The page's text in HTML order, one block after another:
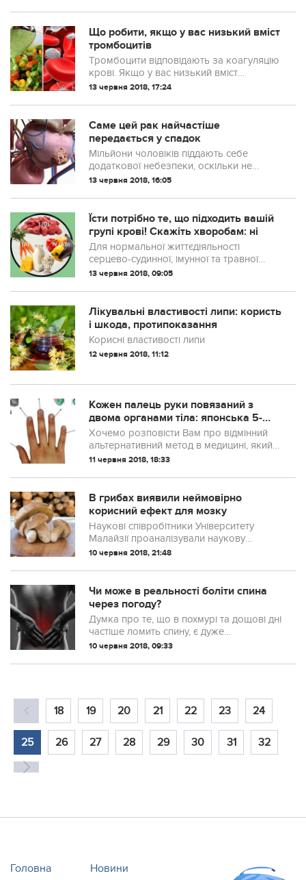
Що робити, якщо у вас низький вміст
тромбоцитів
Тромбоцити відповідають за коагуляцію
крові. Якщо у вас низький вміст
тромбоцитів, це може бути пов'язано з
розповімо вам, що вам потрібно робити
в цій ситуації.
13 червня 2018, 17:24
Саме цей рак найчастіше
передається у спадок
Мільйони чоловіків піддають себе
додаткової небезпеки, оскільки не
знають про те, що рак простати – це
відносяться до числа найбільш
спадкових, і в 50% випадках винна
генетика.
13 червня 2018, 16:05
Їсти потрібно те, що підходить вашій
групі крові! Скажіть хворобам: ні
Для нормальної життєдіяльності
серцево-судинної, імунної та травної
системи людині слід вживати продукти,
CureJoy. Людина повинна харчуватися
тим, що в давні часи вживали її предки,
бо так з раціону виклю...
13 червня 2018, 09:05
Лікувальні властивості липи: користь
і шкода, протипоказання
Корисні властивості липи
12 червня 2018, 11:12
Кожен палець руки повязаний з
двома органами тіла: японська 5-
хвилинна методика зцілення!
Хочемо розповісти Вам про відмінний
альтернативний метод в медицині, який
дуже популярний серед японців.
11 червня 2018, 18:33
В грибах виявили неймовірно
корисний ефект для мозку
Наукові співробітники Університету
Малайзії проаналізували наукову
інформацію про здатності грибів
оцінили 11 видів їстівних та лікарських
грибів у їх впливі на організм мишей і
щурів. У підсумку було виявлено: що...
10 червня 2018, 21:48
Чи може в реальності боліти спина
через погоду?
Думка про те, що в похмурі та дощові дні
частіше ломить спину, є дуже
популярною. Наукові фахівці з Інституту
про те, що явище болю в спині
10 червня 2018, 09:33
18 19 20 21 22 23 24
25 26 27 28 29 30 31 32
Головна Новини